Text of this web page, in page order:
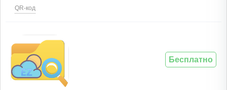
QR-код
Бесплатно